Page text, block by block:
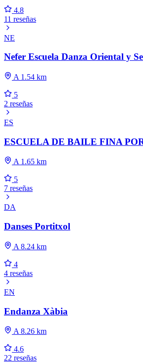
4.8
11 reseñas
NE
Nefer Escuela Danza Oriental y
A 1.54 km
5
2 reseñas
ES
ESCUELA DE BAILE FINA
A 1.65 km
5
7 reseñas
DA
Danses Portitxol
A 8.24 km
4
4 reseñas
EN
Endanza Xàbia
A 8.26 km
4.6
22 reseñas